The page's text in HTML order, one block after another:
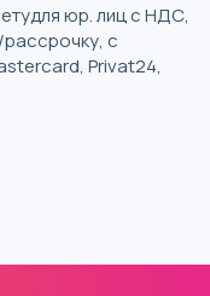
юр. лиц с НДС,
с
Privat24,